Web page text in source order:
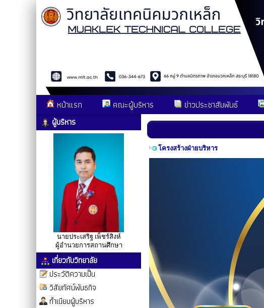
หน้าแรก คณะผู้บริหาร ข่าวประชาสัมพันธ์
ผู้บริหาร
นายประเสริฐ เพ็ชร์สิงห์
ผู้อำนวยการสถานศึกษา
เกี่ยวกับวิทยาลัย
ประวัติความเป็น
วิสัยทัศน์พันธกิจ
ทำเนียบผู้บริหาร
โครงสร้างฝ่ายบริหาร